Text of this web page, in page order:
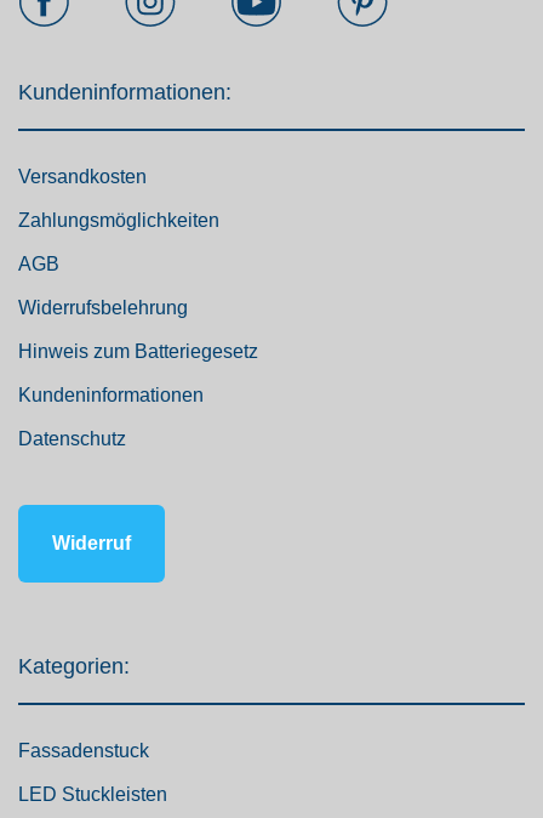
Kundeninformationen:
Versandkosten
Zahlungsmöglichkeiten
AGB
Widerrufsbelehrung
Hinweis zum Batteriegesetz
Kundeninformationen
Datenschutz
Widerruf
Kategorien:
Fassadenstuck
LED Stuckleisten